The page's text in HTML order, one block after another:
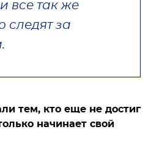
все так же
следят за
тем, кто еще не достиг
начинает свой